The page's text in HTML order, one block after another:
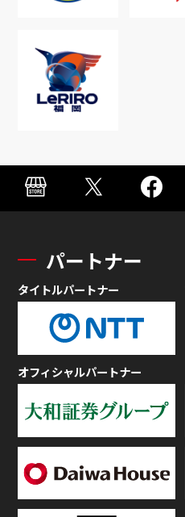
パートナー
タイトルパートナー
オフィシャルパートナー